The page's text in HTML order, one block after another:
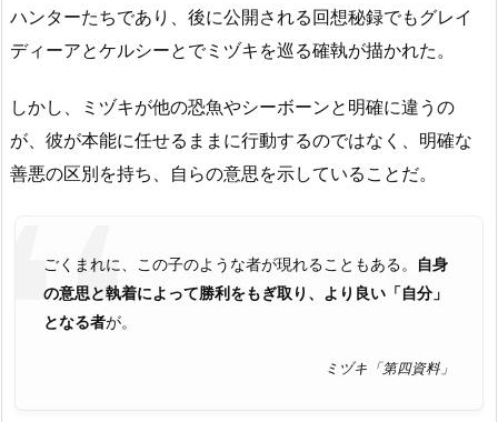
ハンターたちであり、後に公開される回想秘録でもグレイ
ディーアとケルシーとでミヅキを巡る確執が描かれた。
しかし、ミヅキが他の恐魚やシーボーンと明確に違うの
が、彼が本能に任せるままに行動するのではなく、明確な
善悪の区別を持ち、自らの意思を示していることだ。
ごくまれに、この子のような者が現れることもある。
自身
の意思と執着によって勝利をもぎ取り、より良い「自分」
となる者が。
ミヅキ「第四資料」